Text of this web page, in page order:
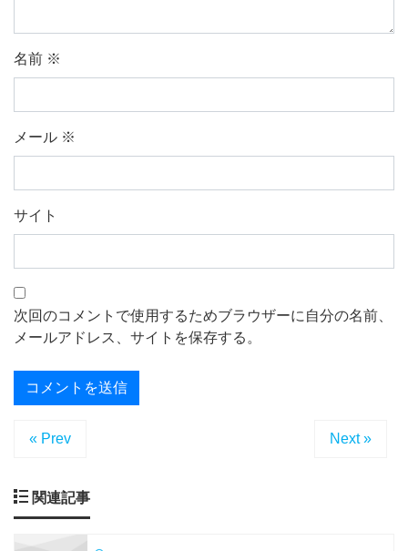
名前 ※
メール ※
サイト
次回のコメントで使用するためブラウザーに自分の名前、
メールアドレス、サイトを保存する。
« Prev Next »
関連記事